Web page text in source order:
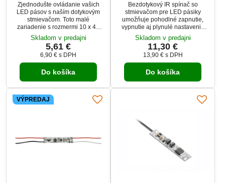
Zjednodušte ovládanie vašich
LED pásov s naším dotykovým
stmievačom. Toto malé
zariadenie s rozmermi 10 x 48
mm umožňuje pohodlné
zapínanie, vypínanie a
stmievanie LED pásov
jednoduchým pohybom ruky.
Ideálne pre montáž do profilov s
vnútornou šírkou 10 mm a viac,
poskytuje flexibilné a efektívne
riešenie pre vaše osvetľovacie
potreby.
Skladom v predajni
5,61 €
6,90 € s DPH
Do košíka
Bezdotykový IR spínač so
stmievačom pre LED pásiky
umožňuje pohodlné zapnutie,
vypnutie aj plynulé nastavenie
jasu pohybom ruky. Pracuje s
napätím 5–24 V DC a zvládne
zaťaženie až 120 W pri
maximálnom prúde 8 A. Určený
je na montáž do hliníkových
profilov, kde spoľahlivo funguje aj
cez plastové krytky. Ideálne
riešenie pre moderné, čisté a
intuitívne ovládanie osvetlenia.
Skladom v predajni
11,30 €
13,90 € s DPH
Do košíka
VÝPREDAJ